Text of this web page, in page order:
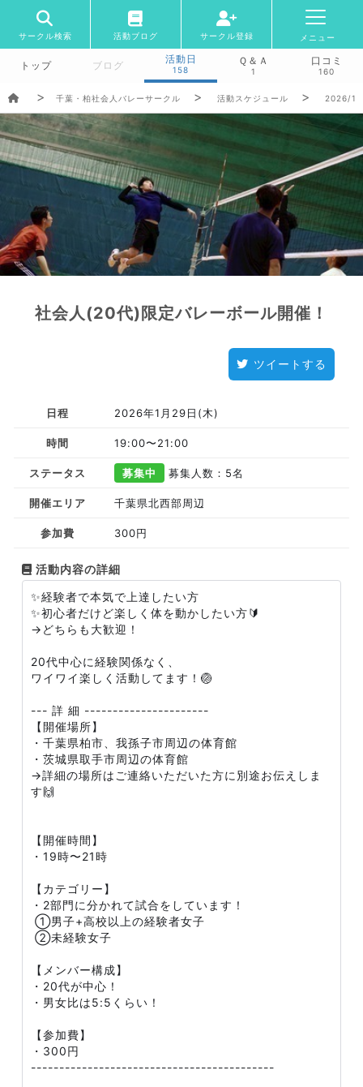
サークル検索 活動ブログ サークル登録 メニュー
トップ ブログ
活動日
158
Ｑ＆Ａ
1
口コミ
160
千葉・柏社会人バレーサークル 活動スケジュール 2026/1/
社会人(20代)限定バレーボール開催！
ツイートする
日程 2026年1月29日(木)
時間 19:00〜21:00
ステータス 募集中 募集人数：5名
開催エリア 千葉県北西部周辺
参加費 300円
活動内容の詳細
✨経験者で本気で上達したい方
✨初心者だけど楽しく体を動かしたい方🔰
→どちらも大歓迎！
20代中心に経験関係なく、
ワイワイ楽しく活動してます！🏐
--- 詳 細 ----------------------
【開催場所】
・千葉県柏市、我孫子市周辺の体育館
・茨城県取手市周辺の体育館
→詳細の場所はご連絡いただいた方に別途お伝えしま
す🙌
【開催時間】
・19時〜21時
【カテゴリー】
・2部門に分かれて試合をしています！
①男子+高校以上の経験者女子
②未経験女子
【メンバー構成】
・20代が中心！
・男女比は5:5くらい！
【参加費】
・300円
-------------------------------------------